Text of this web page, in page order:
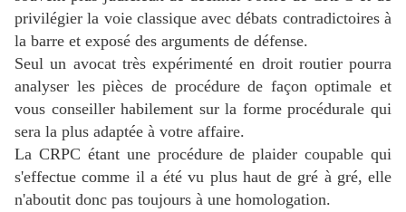
privilégier la voie classique avec débats contradictoires à
la barre et exposé des arguments de défense.
Seul un avocat très expérimenté en droit routier pourra
analyser les pièces de procédure de façon optimale et
vous conseiller habilement sur la forme procédurale qui
sera la plus adaptée à votre affaire.
La CRPC étant une procédure de plaider coupable qui
s'effectue comme il a été vu plus haut de gré à gré, elle
n'aboutit donc pas toujours à une homologation.